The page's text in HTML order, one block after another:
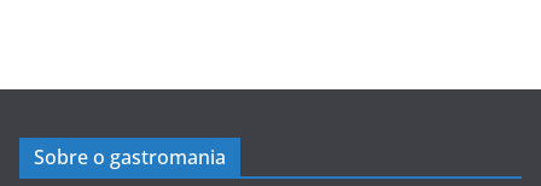
Sobre o gastromania